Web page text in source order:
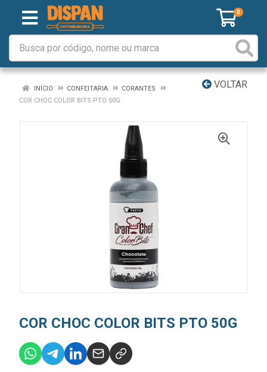
0
VOLTAR
INÍCIO CONFEITARIA
CORANTES
COR CHOC COLOR BITS PTO 50G
COR CHOC COLOR BITS PTO 50G